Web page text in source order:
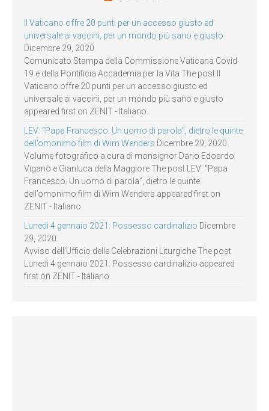
Il Vaticano offre 20 punti per un accesso giusto ed
universale ai vaccini, per un mondo più sano e giusto
Dicembre 29, 2020
Comunicato Stampa della Commissione Vaticana Covid-
19 e della Pontificia Accademia per la Vita The post Il
Vaticano offre 20 punti per un accesso giusto ed
universale ai vaccini, per un mondo più sano e giusto
appeared first on ZENIT - Italiano.
LEV: “Papa Francesco. Un uomo di parola”, dietro le quinte
dell’omonimo film di Wim Wenders Dicembre 29, 2020
Volume fotografico a cura di monsignor Dario Edoardo
Viganò e Gianluca della Maggiore The post LEV: “Papa
Francesco. Un uomo di parola”, dietro le quinte
dell’omonimo film di Wim Wenders appeared first on
ZENIT - Italiano.
Lunedì 4 gennaio 2021: Possesso cardinalizio Dicembre
29, 2020
Avviso dell’Ufficio delle Celebrazioni Liturgiche The post
Lunedì 4 gennaio 2021: Possesso cardinalizio appeared
first on ZENIT - Italiano.